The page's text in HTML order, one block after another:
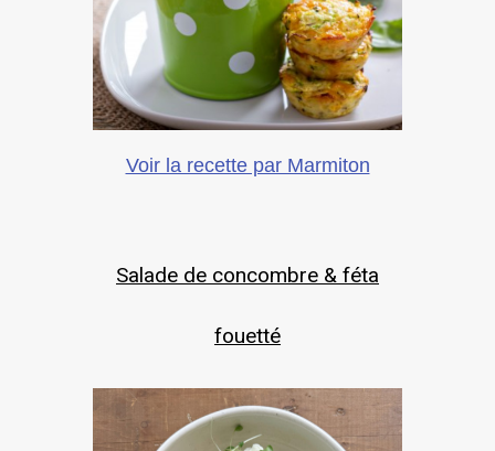
Voir la recette par Marmiton
Salade de concombre & féta
fouetté